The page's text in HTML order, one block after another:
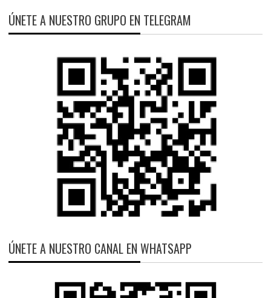
ÚNETE A NUESTRO GRUPO EN TELEGRAM
ÚNETE A NUESTRO CANAL EN WHATSAPP